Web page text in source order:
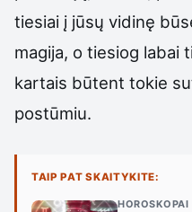
tiesiai į jūsų vidinę
magija, o tiesiog labai
kartais būtent tokie
postūmiu.
TAIP PAT SKAITYKITE:
HOROSKOPAI